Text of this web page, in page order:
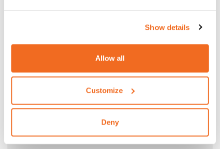
Show details
Allow all
Customize
Deny